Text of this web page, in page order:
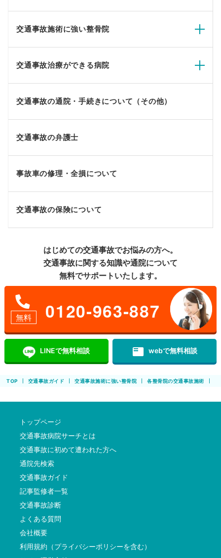
交通事故施術に強い整骨院
交通事故治療ができる病院
交通事故の通院・手続きについて（その他）
交通事故の弁護士
事故車の修理・全損について
交通事故の保険について
はじめての交通事故でお悩みの方へ。
交通事故に関する知識や通院について
無料でサポートいたします。
無料 0120-963-887
LINEで無料相談 featured_play_list webで無料相談
TOP 交通事故ガイド 交通事故施術に強い整骨院 各整骨院の交通事故施術
トップページ
交通事故病院サーチとは
交通事故に初めて遭われた方へ
通院先検索
交通事故ガイド
記事監修者一覧
交通事故診断
よくある質問
会社概要
利用規約（プライバシーポリシーを含む）